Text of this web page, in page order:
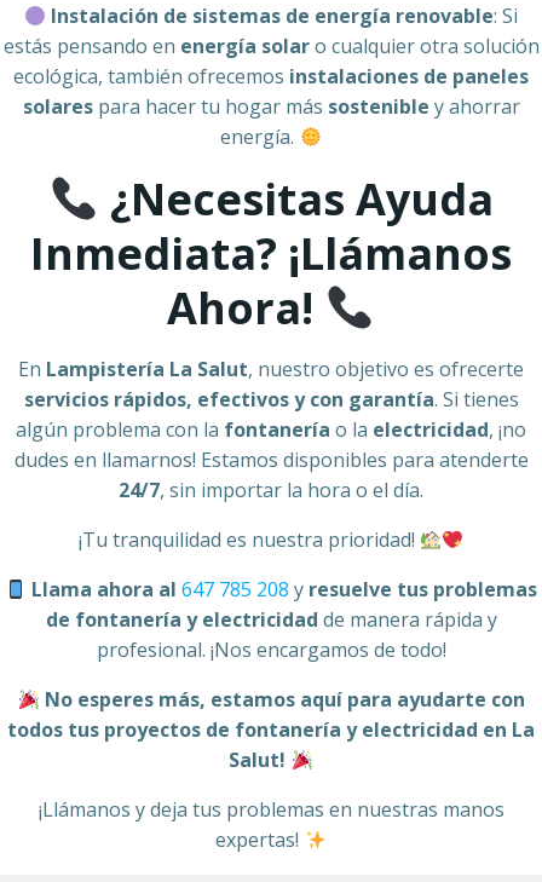
Instalación de sistemas de energía renovable: Si
estás pensando en energía solaro cualquier otra solución
ecológica, también ofrecemos instalaciones de paneles
solarespara hacer tu hogar más sostenible y ahorrar
energía.
¿Necesitas Ayuda
Inmediata? ¡Llámanos
Ahora!
En Lampistería La Salut, nuestro objetivo es ofrecerte
servicios rápidos, efectivos y con garantía. Si tienes
algún problema con la fontanería o la electricidad, ¡no
dudes en llamarnos! Estamos disponibles para atenderte
24/7, sin importar la hora o el día.
¡Tu tranquilidad es nuestra prioridad!
Llama ahora al647 785 208 y resuelve tus problemas
de fontanería y electricidad de manera rápida y
profesional. ¡Nos encargamos de todo!
No esperes más, estamos aquí para ayudarte con
todos tus proyectos de fontanería y electricidad en La
Salut!
¡Llámanos y deja tus problemas en nuestras manos
expertas!